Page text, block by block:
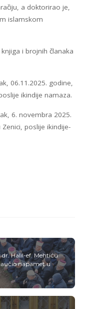
a doktorirao je,
islamskom
i brojnih članaka
06.11.2025. godine,
ikindije namaza.
6. novembra 2025.
poslije ikindije-
Halil-ef. Mehtiću
napamet u